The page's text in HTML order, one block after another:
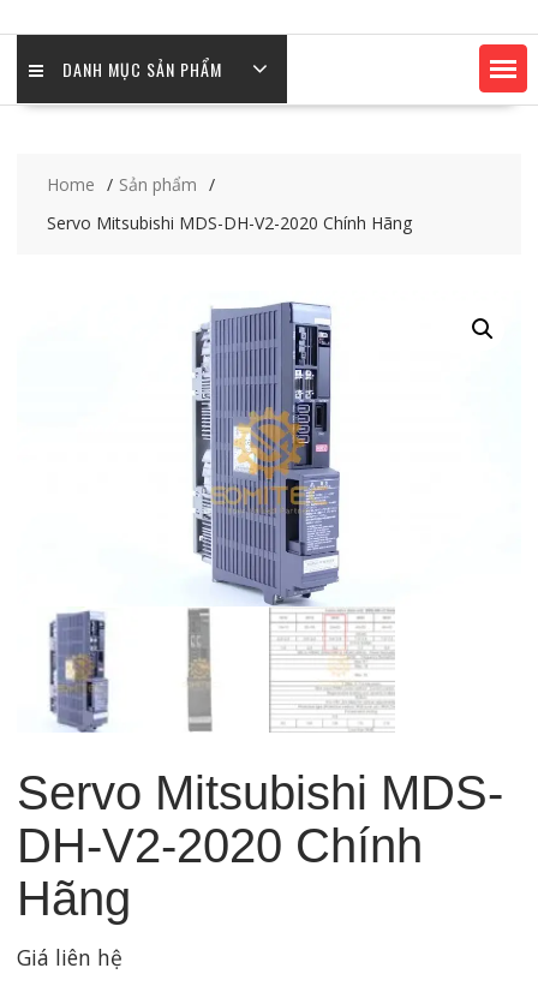
DANH MỤC SẢN PHẨM
Home
Sản phẩm
Servo Mitsubishi MDS-DH-V2-2020 Chính Hãng
Servo Mitsubishi MDS-
DH-V2-2020 Chính
Hãng
Giá liên hệ